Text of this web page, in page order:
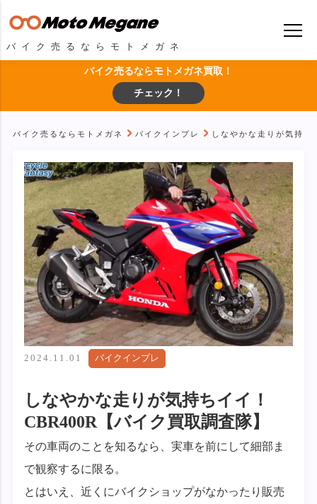
バイク売るならモトメガネ
バイク売るならモトメガネ買取！
チェック！
バイク売るならモトメガネ バイクインプレ しなやかな走りが気持
2024.11.01 バイクインプレ
しなやかな走りが気持ちイイ！
CBR400R【バイク買取調査隊】
その車両のことを知るなら、実車を前にして細部ま
で観察するに限る。
とはいえ、近くにバイクショップがなかったり販売